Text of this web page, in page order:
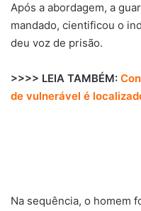
Após a abordagem, a
mandado, cientificou o
deu voz de prisão.
>>>> LEIA TAMBÉM:
de vulnerável é
Na sequência, o homem